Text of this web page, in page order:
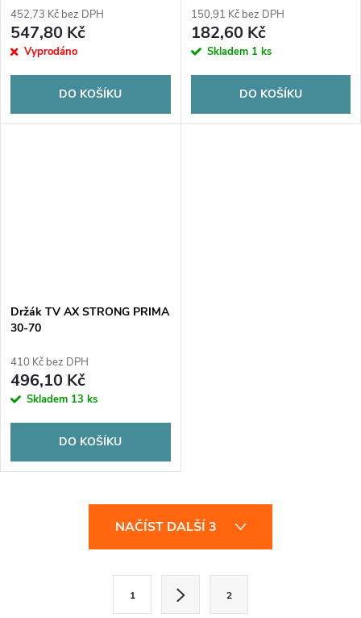
452,73 Kč bez DPH
547,80 Kč
Vyprodáno
DO KOŠÍKU
150,91 Kč bez DPH
182,60 Kč
Skladem 1 ks
DO KOŠÍKU
Držák TV AX STRONG PRIMA
30-70
410 Kč bez DPH
496,10 Kč
Skladem 13 ks
DO KOŠÍKU
NAČÍST DALŠÍ 3
1 2